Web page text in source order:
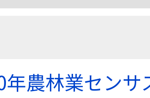
年農林業セン